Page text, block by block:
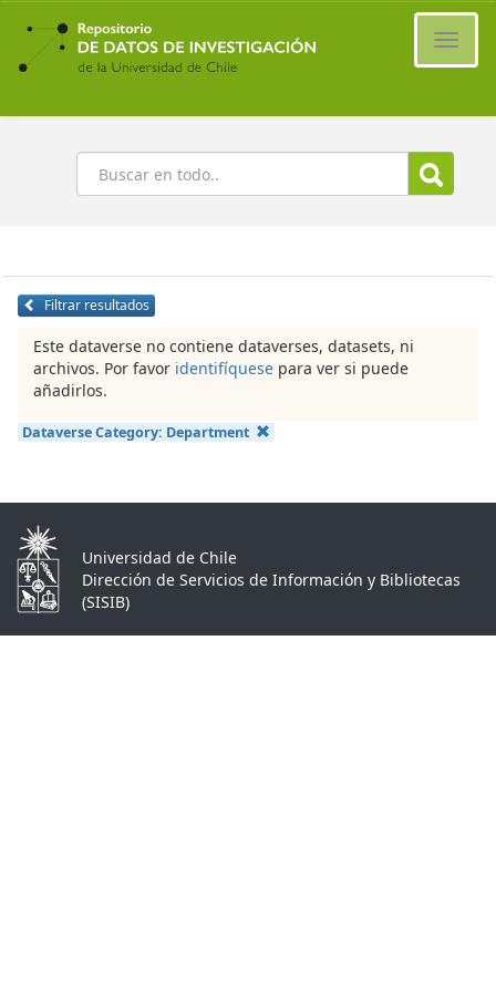
Ir
contenido
principal
Buscar
Filtrar resultados
Este dataverse no contiene dataverses, datasets, ni
archivos. Por favor identifíquese para ver si puede
añadirlos.
Dataverse Category: Department
Universidad de Chile
Dirección de Servicios de Información y Bibliotecas
(SISIB)